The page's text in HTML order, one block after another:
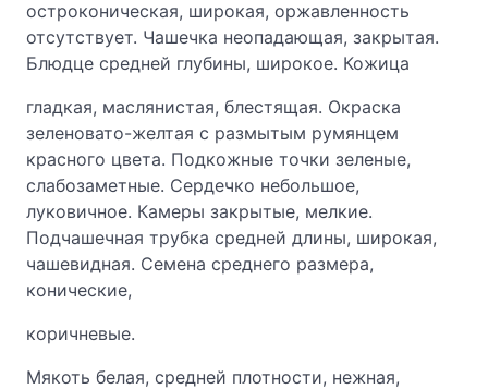
остроконическая, широкая, оржавленность
отсутствует. Чашечка неопадающая, закрытая.
Блюдце средней глубины, широкое. Кожица
гладкая, маслянистая, блестящая. Окраска
зеленовато-желтая с размытым румянцем
красного цвета. Подкожные точки зеленые,
слабозаметные. Сердечко небольшое,
луковичное. Камеры закрытые, мелкие.
Подчашечная трубка средней длины, широкая,
чашевидная. Семена среднего размера,
конические,
коричневые.
Мякоть белая, средней плотности, нежная,